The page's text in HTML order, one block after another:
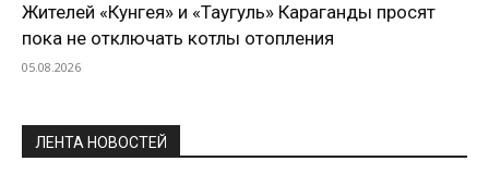
Жителей «Кунгея» и «Таугуль» Караганды просят
пока не отключать котлы отопления
05.08.2026
ЛЕНТА НОВОСТЕЙ